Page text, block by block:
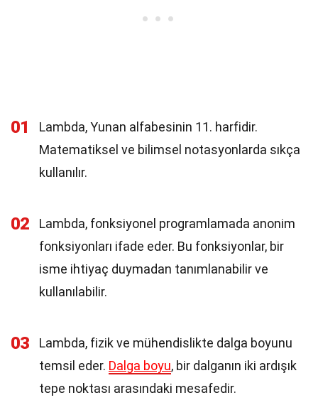
01
Lambda, Yunan alfabesinin 11. harfidir.
Matematiksel ve bilimsel notasyonlarda sıkça
kullanılır.
02
Lambda, fonksiyonel programlamada anonim
fonksiyonları ifade eder. Bu fonksiyonlar, bir
isme ihtiyaç duymadan tanımlanabilir ve
kullanılabilir.
03
Lambda, fizik ve mühendislikte dalga boyunu
temsil eder. Dalga boyu, bir dalganın iki ardışık
tepe noktası arasındaki mesafedir.